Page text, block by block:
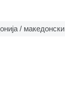
/ македонски